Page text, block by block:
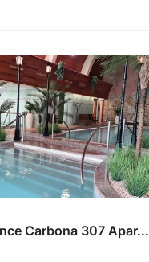
Carbona 307 Apar...